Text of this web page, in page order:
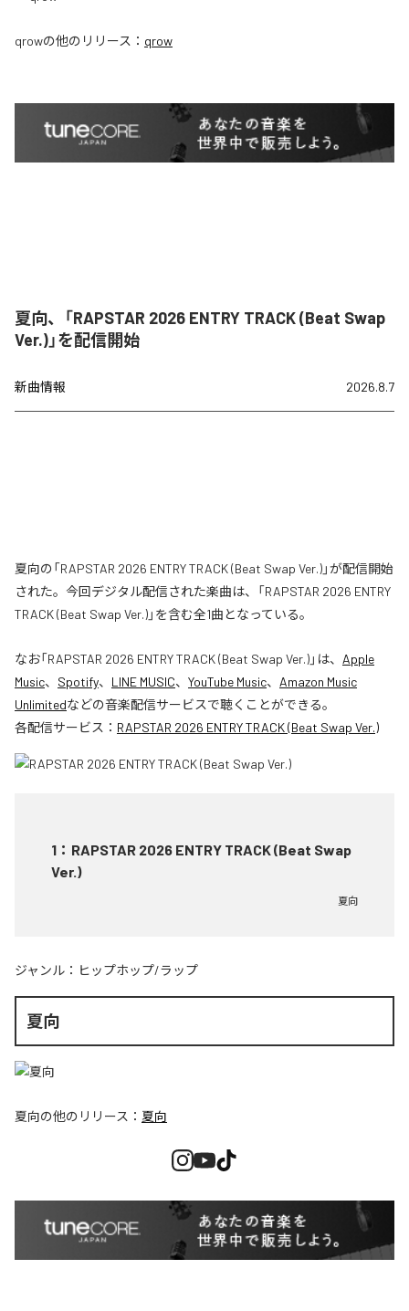
qrowの他のリリース： qrow
夏向、「RAPSTAR 2026 ENTRY TRACK (Beat Swap
Ver.)」を配信開始
新曲情報 2026.8.7
夏向の「RAPSTAR 2026 ENTRY TRACK (Beat Swap Ver.)」が配信開始
された。今回デジタル配信された楽曲は、「RAPSTAR 2026 ENTRY
TRACK (Beat Swap Ver.)」を含む全1曲となっている。
なお「RAPSTAR 2026 ENTRY TRACK (Beat Swap Ver.)」は、 Apple
Music、 Spotify、 LINE MUSIC、 YouTube Music、 Amazon Music
Unlimitedなどの音楽配信サービスで聴くことができる。
各配信サービス： RAPSTAR 2026 ENTRY TRACK (Beat Swap Ver.)
1 ： RAPSTAR 2026 ENTRY TRACK (Beat Swap
Ver.)
夏向
ジャンル： ヒップホップ/ラップ
夏向
夏向の他のリリース： 夏向